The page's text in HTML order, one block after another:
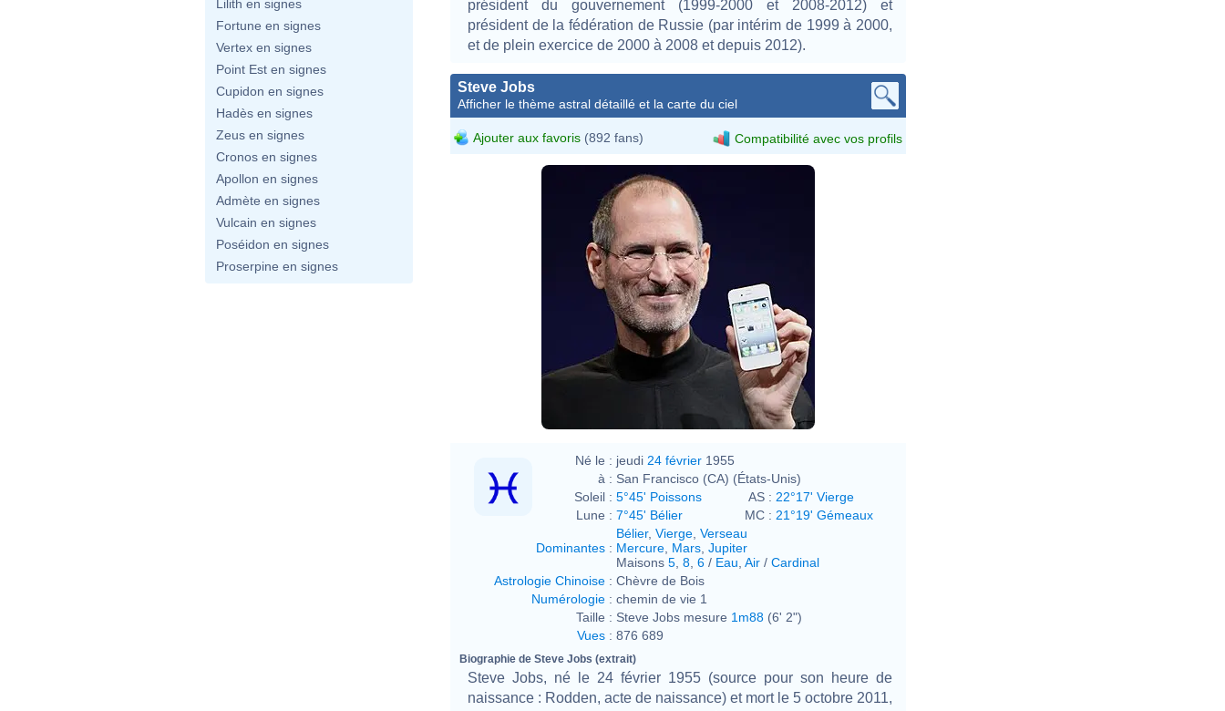
Lilith en signes
Fortune en signes
Vertex en signes
Point Est en signes
Cupidon en signes
Hadès en signes
Zeus en signes
Cronos en signes
Apollon en signes
Admète en signes
Vulcain en signes
Poséidon en signes
Proserpine en signes
président du gouvernement (1999-2000 et 2008-2012) et
président de la fédération de Russie (par intérim de 1999 à 2000,
et de plein exercice de 2000 à 2008 et depuis 2012).
Steve Jobs
Afficher le thème astral détaillé et la carte du ciel
Ajouter aux favoris (892 fans) Compatibilité avec vos profils
Né le : jeudi 24 février 1955
à : San Francisco (CA) (États-Unis)
Soleil : 5°45' Poissons AS : 22°17' Vierge
Lune : 7°45' Bélier MC : 21°19' Gémeaux
Dominantes :
Bélier, Vierge Verseau
Mercure Mars Jupiter
Maisons 5 8 6 / Eau Air / Cardinal
Astrologie Chinoise : Chèvre de Bois
Numérologie : chemin de vie 1
Taille : Steve Jobs mesure 1m88 (6' 2")
Vues : 876 689
Biographie de Steve Jobs (extrait)
Steve Jobs, né le 24 février 1955 (source pour son heure de
naissance : Rodden, acte de naissance) et mort le 5 octobre 2011,